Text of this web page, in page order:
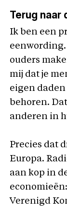
Terug naar
Ik ben een
ouders
mij dat je
eigen daden
behoren.
anderen in
Precies dat
Europa.
aan kop in
Verenigd